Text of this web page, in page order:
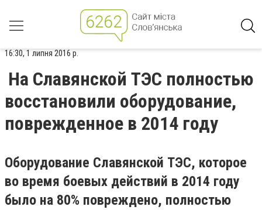
16:30, 1 липня 2016 р.
На Славянской ТЭС полностью
восстановили оборудование,
поврежденное в 2014 году
Оборудование Славянской ТЭС, которое
во время боевых действий в 2014 году
было на 80% повреждено, полностью